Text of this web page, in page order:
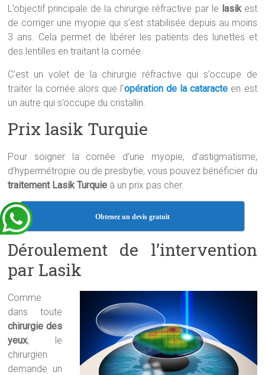
L’objectif principale de la chirurgie réfractive par le lasikest
de corriger une myopie qui s’est stabilisée depuis au moins
3 ans. Cela permet de libérer les patients des lunettes et
des lentilles en traitant la cornée.
C’est un volet de la chirurgie réfractive qui s’occupe de
traiter la cornée alors que l’opération de la cataracte en est
un autre qui s’occupe du cristallin.
Prix lasik Turquie
Pour soigner la cornée d’une myopie, d’astigmatisme,
d’hypermétropie ou de presbytie, vous pouvez bénéficier du
traitement Lasik Turquie à un prix pas cher.
Obtenez un devis gratuit
Déroulement de l’intervention
par Lasik
Comme
dans toute
chirurgie des
yeux, le
chirurgien
demande un